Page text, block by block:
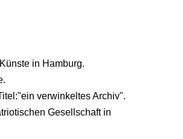
in Hamburg.
verwinkeltes Archiv".
Gesellschaft in